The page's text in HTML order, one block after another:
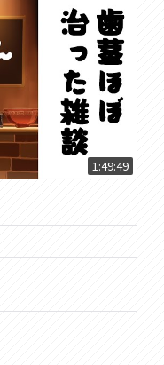
1:49:49